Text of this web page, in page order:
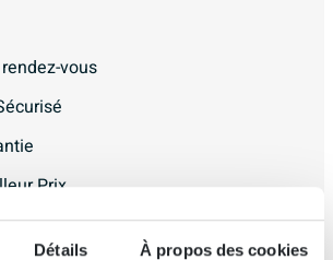
Détails À propos des cookies
vous
Prix
une évaluation de8.9